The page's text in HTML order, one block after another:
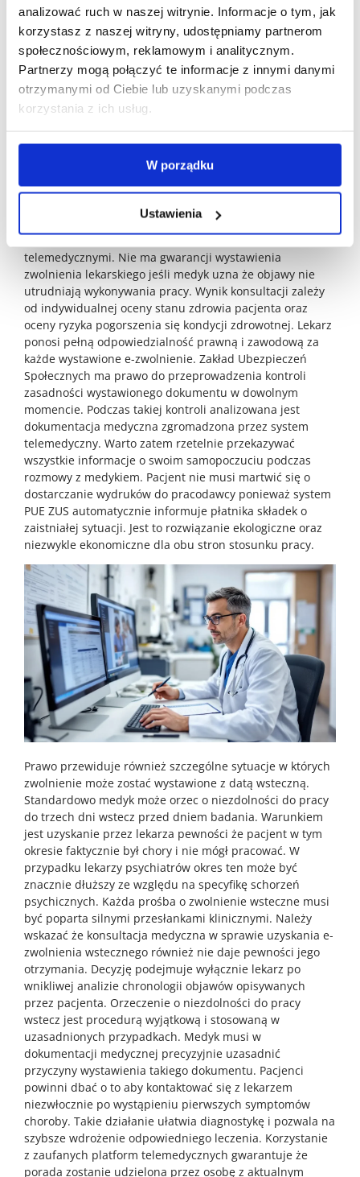
analizować ruch w naszej witrynie. Informacje o tym, jak
korzystasz z naszej witryny, udostępniamy partnerom
społecznościowym, reklamowym i analitycznym.
Partnerzy mogą połączyć te informacje z innymi danymi
otrzymanymi od Ciebie lub uzyskanymi podczas
korzystania z ich usług.
W porządku
Ustawienia
Prawne aspekty orzekania o
niepełnosprawności do pracy
Kwestia legalności e-zwolnień jest precyzyjnie określona
w polskich przepisach prawa dotyczących wykonywania
zawodu lekarza. Dokumenty wystawione w trakcie zdalnej
do świadczeń w dobie cyfryzacji usług publicznych.
Należy pamiętać że każda konsultacja ma charakter
medyczny i jest traktowana tak samo jak wizyta w
gabinecie. Decyzję podejmuje wyłącznie lekarz po
zbadaniu pacjenta dostępnymi metodami
telemedycznymi. Nie ma gwarancji wystawienia
zwolnienia lekarskiego jeśli medyk uzna że objawy nie
utrudniają wykonywania pracy. Wynik konsultacji zależy
od indywidualnej oceny stanu zdrowia pacjenta oraz
oceny ryzyka pogorszenia się kondycji zdrowotnej. Lekarz
ponosi pełną odpowiedzialność prawną i zawodową za
każde wystawione e-zwolnienie. Zakład Ubezpieczeń
Społecznych ma prawo do przeprowadzenia kontroli
zasadności wystawionego dokumentu w dowolnym
momencie. Podczas takiej kontroli analizowana jest
dokumentacja medyczna zgromadzona przez system
telemedyczny. Warto zatem rzetelnie przekazywać
wszystkie informacje o swoim samopoczuciu podczas
rozmowy z medykiem. Pacjent nie musi martwić się o
dostarczanie wydruków do pracodawcy ponieważ system
PUE ZUS automatycznie informuje płatnika składek o
zaistniałej sytuacji. Jest to rozwiązanie ekologiczne oraz
niezwykle ekonomiczne dla obu stron stosunku pracy.
Prawo przewiduje również szczególne sytuacje w których
zwolnienie może zostać wystawione z datą wsteczną.
Standardowo medyk może orzec o niezdolności do pracy
do trzech dni wstecz przed dniem badania. Warunkiem
jest uzyskanie przez lekarza pewności że pacjent w tym
okresie faktycznie był chory i nie mógł pracować. W
przypadku lekarzy psychiatrów okres ten może być
znacznie dłuższy ze względu na specyfikę schorzeń
psychicznych. Każda prośba o zwolnienie wsteczne musi
być poparta silnymi przesłankami klinicznymi. Należy
wskazać że konsultacja medyczna w sprawie uzyskania e-
zwolnienia wstecznego również nie daje pewności jego
otrzymania. Decyzję podejmuje wyłącznie lekarz po
wnikliwej analizie chronologii objawów opisywanych
przez pacjenta. Orzeczenie o niezdolności do pracy
wstecz jest procedurą wyjątkową i stosowaną w
uzasadnionych przypadkach. Medyk musi w
dokumentacji medycznej precyzyjnie uzasadnić
przyczyny wystawienia takiego dokumentu. Pacjenci
powinni dbać o to aby kontaktować się z lekarzem
niezwłocznie po wystąpieniu pierwszych symptomów
choroby. Takie działanie ułatwia diagnostykę i pozwala na
szybsze wdrożenie odpowiedniego leczenia. Korzystanie
z zaufanych platform telemedycznych gwarantuje że
porada zostanie udzielona przez osobę z aktualnym